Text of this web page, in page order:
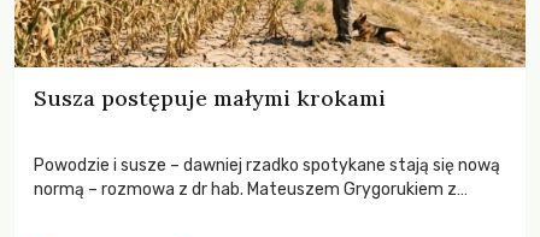
Susza postępuje małymi krokami
Powodzie i susze – dawniej rzadko spotykane stają się nową
normą – rozmowa z dr hab. Mateuszem Grygorukiem z